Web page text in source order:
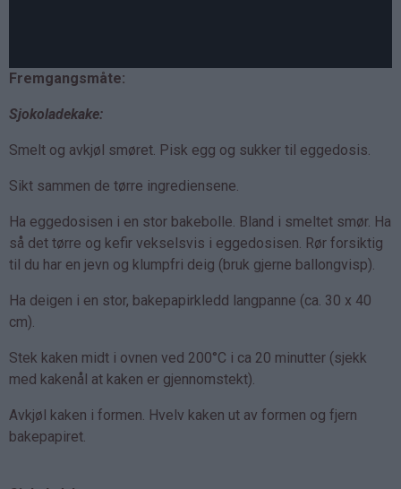
Fremgangsmåte:
Sjokoladekake:
Smelt og avkjøl smøret. Pisk egg og sukker til eggedosis.
Sikt sammen de tørre ingrediensene.
Ha eggedosisen i en stor bakebolle. Bland i smeltet smør. Ha
så det tørre og kefir vekselsvis i eggedosisen. Rør forsiktig
til du har en jevn og klumpfri deig (bruk gjerne ballongvisp).
Ha deigen i en stor, bakepapirkledd langpanne (ca. 30 x 40
cm).
Stek kaken midt i ovnen ved 200°C i ca 20 minutter (sjekk
med kakenål at kaken er gjennomstekt).
Avkjøl kaken i formen. Hvelv kaken ut av formen og fjern
bakepapiret.